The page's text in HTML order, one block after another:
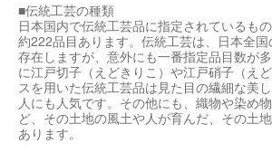
■伝統工芸の種類
日本国内で伝統工芸品に指定されているも
約222品目あります。伝統工芸は、日本全
存在しますが、意外にも一番指定品目数が
に江戸切子（えどきりこ）や江戸硝子（え
スを用いた伝統工芸品は見た目の繊細な美
人にも人気です。その他にも、織物や染め
ど、その土地の風土や人が育んだ、その土
あります。